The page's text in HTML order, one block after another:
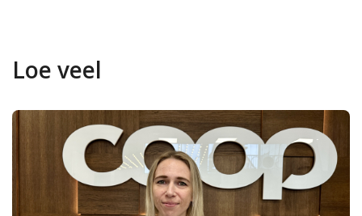
Loe veel